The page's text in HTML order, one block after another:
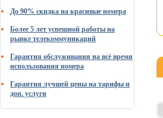
До 90% скидка на красивые номера
Более 5 лет успешной работы на
рынке телекоммуникаций
Гарантия обслуживания на всё время
использования номера
Гарантия лучшей цены на тарифы и
доп. услуги